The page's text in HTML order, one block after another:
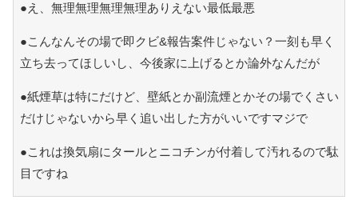
●え、無理無理無理無理ありえない最低最悪
●こんなんその場で即クビ&報告案件じゃない？一刻も早く
立ち去ってほしいし、今後家に上げるとか論外なんだが
●紙煙草は特にだけど、壁紙とか副流煙とかその場でくさい
だけじゃないから早く追い出した方がいいですマジで
●これは換気扇にタールとニコチンが付着して汚れるので駄
目ですね